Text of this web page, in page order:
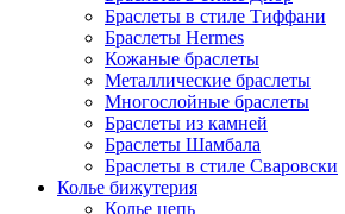
Браслеты в стиле Тиффани
Браслеты Hermes
Кожаные браслеты
Металлические браслеты
Многослойные браслеты
Браслеты из камней
Браслеты Шамбала
Браслеты в стиле Сваровски
Колье бижутерия
Колье цепь